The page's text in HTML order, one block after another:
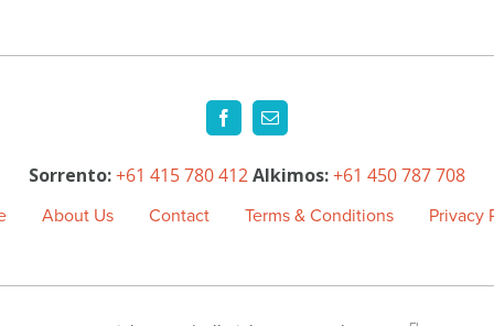
Sorrento: +61 415 780 412Alkimos: +61 450 787 708
About Us Contact Terms & Conditions Privacy